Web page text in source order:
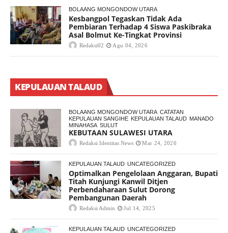
BOLAANG MONGONDOW UTARA
Kesbangpol Tegaskan Tidak Ada
Pembiaran Terhadap 4 Siswa Paskibraka
Asal Bolmut Ke-Tingkat Provinsi
Redaksi02 Agu 04, 2026
KEPULAUAN TALAUD
BOLAANG MONGONDOW UTARA CATATAN
KEPULAUAN SANGIHE KEPULAUAN TALAUD MANADO
MINAHASA SULUT
KEBUTAAN SULAWESI UTARA
Redaksi Identitas News Mar 24, 2026
KEPULAUAN TALAUD UNCATEGORIZED
Optimalkan Pengelolaan Anggaran, Bupati
Titah Kunjungi Kanwil Ditjen
Perbendaharaan Sulut Dorong
Pembangunan Daerah
Redaksi Admin Jul 14, 2025
KEPULAUAN TALAUD UNCATEGORIZED